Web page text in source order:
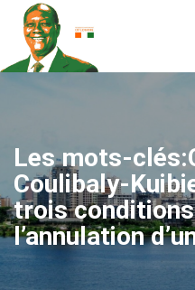
Les mots-
Coulibaly-
trois
l’annulation